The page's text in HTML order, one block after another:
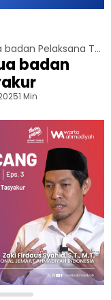
Petunjuk Teknis Ketua badan Pelaksana Tasyakur
badan
1 Min